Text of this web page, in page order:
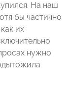
На наш
бы частично
их
нужно